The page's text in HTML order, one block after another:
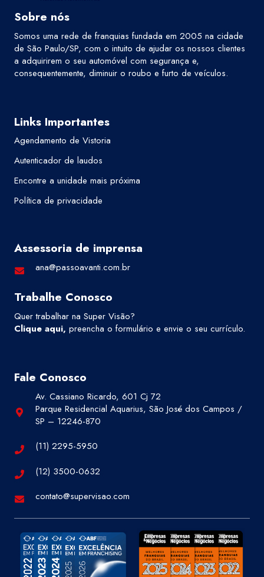
Sobre nós
Somos uma rede de franquias fundada em 2005 na cidade
de São Paulo/SP, com o intuito de ajudar os nossos clientes
a adquirirem o seu automóvel com segurança e,
consequentemente, diminuir o roubo e furto de veículos.
Links Importantes
Agendamento de Vistoria
Autenticador de laudos
Encontre a unidade mais próxima
Política de privacidade
Assessoria de imprensa
ana@passoavanti.com.br
Trabalhe Conosco
Quer trabalhar na Super Visão?
Clique aqui, preencha o formulário e envie o seu currículo.
Fale Conosco
Av. Cassiano Ricardo, 601 Cj 72
Parque Residencial Aquarius, São José dos Campos /
SP – 12246-870
(11) 2295-5950
(12) 3500-0632
contato@supervisao.com